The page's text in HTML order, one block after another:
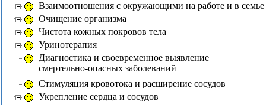
Взаимоотношения с окружающими на работе и в семье
Очищение организма
Чистота кожных покровов тела
Уринотерапия
Диагностика и своевременное выявление
смертельно-опасных заболеваний
Стимуляция кровотока и расширение сосудов
Укрепление сердца и сосудов